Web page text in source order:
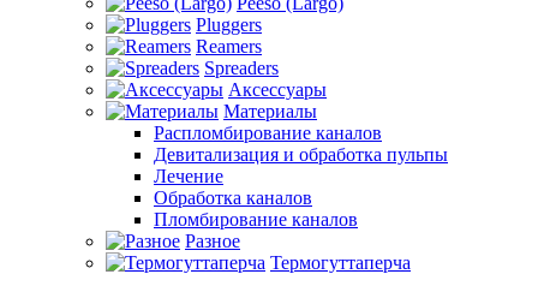
Pluggers
Reamers
Spreaders
Аксессуары
Материалы
Распломбирование каналов
Девитализация и обработка пульпы
Лечение
Обработка каналов
Пломбирование каналов
Разное
Термогуттаперча